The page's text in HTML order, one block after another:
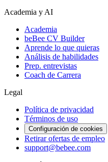
Academia y AI
Academia
beBee CV Builder
Aprende lo que quieras
Análisis de habilidades
Prep. entrevistas
Coach de Carrera
Legal
Política de privacidad
Términos de uso
Configuración de cookies
Retirar ofertas de empleo
support@bebee.com